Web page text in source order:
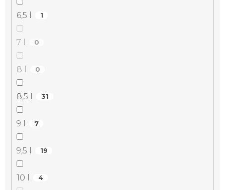
6,5 l 1
7 l 0
8 l 0
8,5 l 31
9 l 7
9,5 l 19
10 l 4